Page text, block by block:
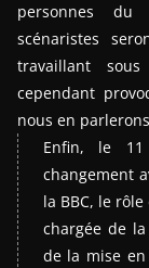
personnes du
scénaristes
travaillant
cependant
nous en
Enfin, le
changement
la BBC, le
chargée de
de la mise en